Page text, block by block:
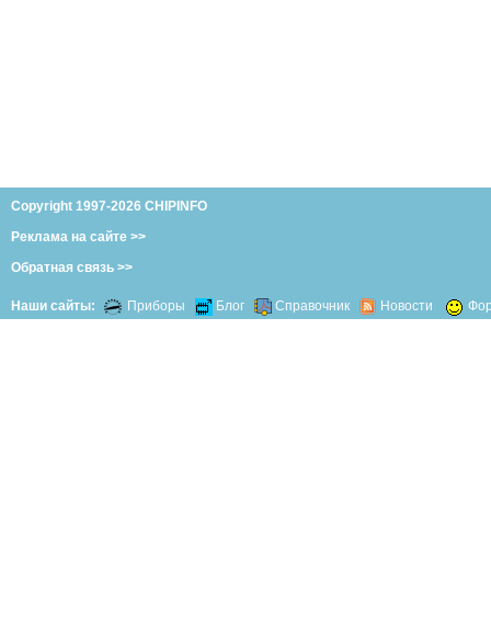
Copyright 1997-2026 CHIPINFO
Реклама на сайте >>
Обратная связь >>
Наши сайты: Приборы Блог Справочник Новости